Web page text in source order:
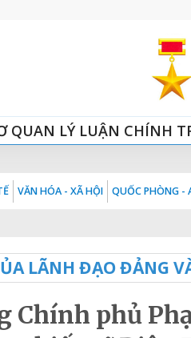
QUAN LÝ LUẬN CHÍNH
VĂN HÓA - XÃ HỘI QUỐC PHÒNG -
LÃNH ĐẠO ĐẢNG
Chính phủ